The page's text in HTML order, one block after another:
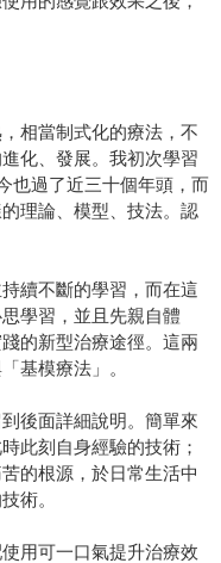
相當制式化的療法，不
化、發展。我初次學習
也過了近三十個年頭，而
理論、模型、技法。認
續不斷的學習，而在這
學習，並且先親自體
的新型治療途徑。這兩
基模療法」。
後面詳細說明。簡單來
此刻自身經驗的技術；
的根源，於日常生活中
術。
用可一口氣提升治療效